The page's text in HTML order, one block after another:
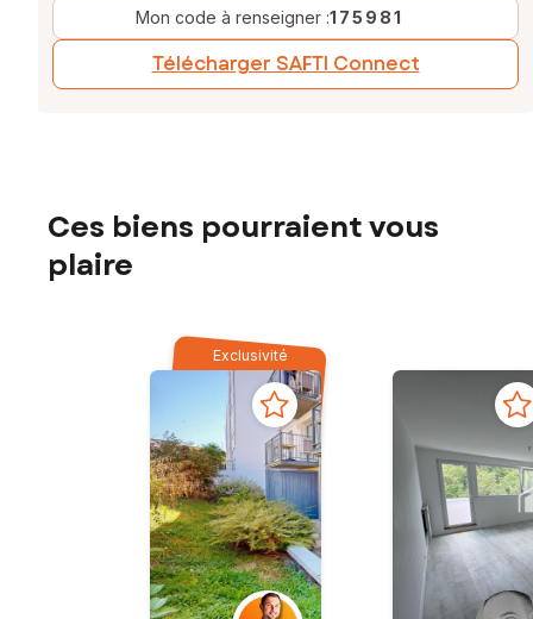
Mon code à renseigner :175981
Télécharger SAFTI Connect
Ces biens pourraient vous
plaire
Exclusivité